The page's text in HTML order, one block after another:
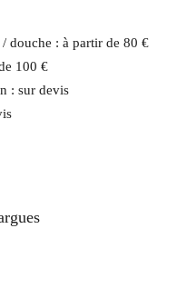
douche : à partir de 80 €
100 €
: sur devis